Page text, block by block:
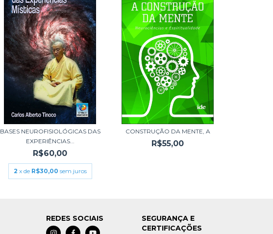
BASES NEUROFISIOLÓGICAS DAS
EXPERIÊNCIAS...
R$60,00
2 x de R$30,00 sem juros
CONSTRUÇÃO DA MENTE, A
R$55,00
REDES SOCIAIS
SEGURANÇA E
CERTIFICAÇÕES